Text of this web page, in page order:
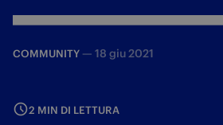
COMMUNITY — 18 giu 2021
2 MIN DI LETTURA